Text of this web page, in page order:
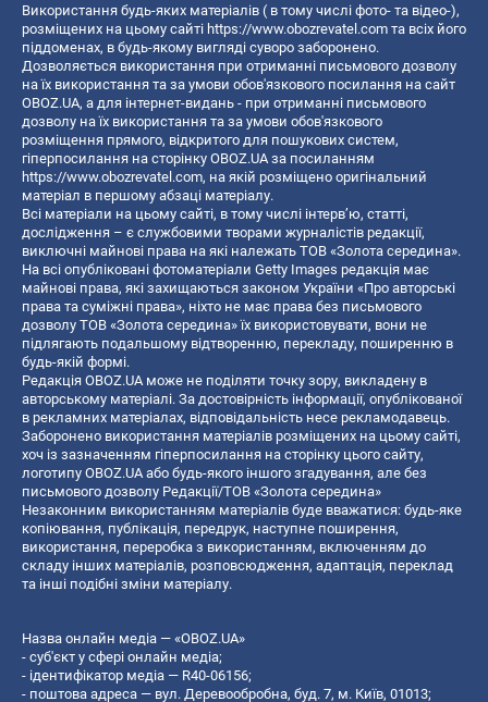
Використання будь-яких матеріалів ( в тому числі фото- та відео-),
розміщених на цьому сайті https://www.obozrevatel.com та всіх його
піддоменах, в будь-якому вигляді суворо заборонено.
Дозволяється використання при отриманні письмового дозволу
на їх використання та за умови обов'язкового посилання на сайт
OBOZ.UA, а для інтернет-видань - при отриманні письмового
дозволу на їх використання та за умови обов'язкового
розміщення прямого, відкритого для пошукових систем,
гіперпосилання на сторінку OBOZ.UA за посиланням
https://www.obozrevatel.com, на якій розміщено оригінальний
матеріал в першому абзаці матеріалу.
Всі матеріали на цьому сайті, в тому числі інтерв’ю, статті,
дослідження – є службовими творами журналістів редакції,
виключні майнові права на які належать ТОВ «Золота середина».
На всі опубліковані фотоматеріали Getty Images редакція має
майнові права, які захищаються законом України «Про авторські
права та суміжні права», ніхто не має права без письмового
дозволу ТОВ «Золота середина» їх використовувати, вони не
підлягають подальшому відтворенню, перекладу, поширенню в
будь-якій формі.
Редакція OBOZ.UA може не поділяти точку зору, викладену в
авторському матеріалі. За достовірність інформації, опублікованої
в рекламних матеріалах, відповідальність несе рекламодавець.
Заборонено використання матеріалів розміщених на цьому сайті,
хоч із зазначенням гіперпосилання на сторінку цього сайту,
логотипу OBOZ.UA або будь-якого іншого згадування, але без
письмового дозволу Редакції/ТОВ «Золота середина»
Незаконним використанням матеріалів буде вважатися: будь-яке
копiювання, публiкацiя, передрук, наступне поширення,
використання, переробка з використанням, включенням до
складу інших матеріалів, розповсюдження, адаптація, переклад
та інші подібні зміни матеріалу.
Назва онлайн медіа — «OBOZ.UA»
- суб'єкт у сфері онлайн медіа;
- ідентифікатор медіа — R40-06156;
- поштова адреса — вул. Деревообробна, буд. 7, м. Київ, 01013;